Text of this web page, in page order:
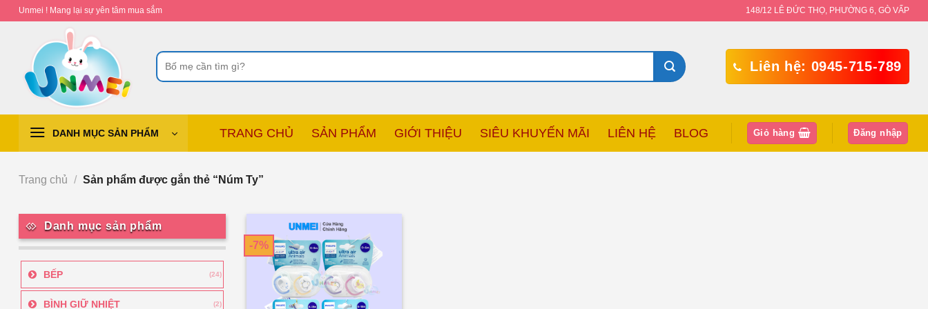
Chuyển
đến
Unmei ! Mang lại sự yên tâm mua sắm 148/12 LÊ ĐỨC THỌ, PHƯỜNG 6, GÒ VẤP
Tìm
kiếm:
Liên hệ: 0945-715-789
DANH MỤC SẢN PHẨM TRANG CHỦ SẢN PHẨM GIỚI THIỆU SIÊU KHUYẾN MÃI LIÊN HỆ BLOG Giỏ hàng Đăng nhập
Trang chủ / Sản phẩm được gắn thẻ “Núm Ty”
Danh mục sản phẩm
BẾP (24)
BÌNH GIỮ NHIỆT (2)
-7%